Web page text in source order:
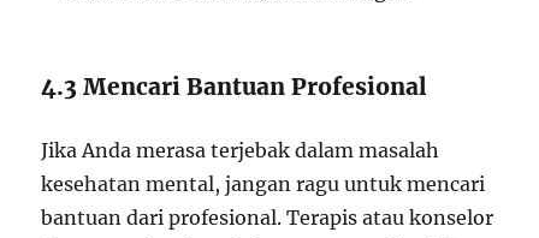
4.3 Mencari Bantuan Profesional
Jika Anda merasa terjebak dalam masalah
kesehatan mental, jangan ragu untuk mencari
bantuan dari profesional. Terapis atau konselor